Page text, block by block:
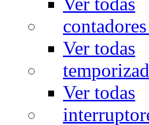
Ver todas
Ver todas